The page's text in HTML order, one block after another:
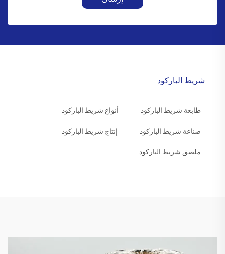
شريط الباركود
طابعة شريط الباركود أنواع شريط الباركود
صناعة شريط الباركود إنتاج شريط الباركود
ملصق شريط الباركود